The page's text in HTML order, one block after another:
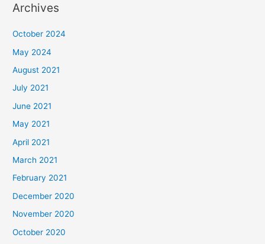
Archives
October 2024
May 2024
August 2021
July 2021
June 2021
May 2021
April 2021
March 2021
February 2021
December 2020
November 2020
October 2020